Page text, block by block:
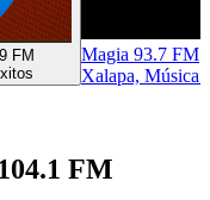
FM
Magia 93.7 FM
Xalapa, Música
FM